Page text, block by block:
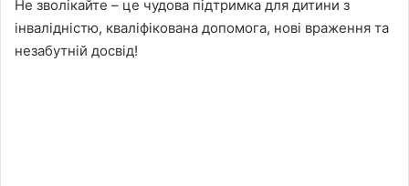
Не зволікайте – це чудова підтримка для дитини з
інвалідністю, кваліфікована допомога, нові враження та
незабутній досвід!